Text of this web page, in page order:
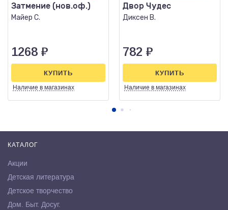
Затмение (нов.оф.)
Майер С.
1268 ₽
Наличие в магазинах
КУПИТЬ
Двор Чудес
Диксен В.
782 ₽
Наличие в магазинах
КУПИТЬ
КАТАЛОГ
Акции
Детская литература
Детское творчество
Дом. Быт. Досуг.